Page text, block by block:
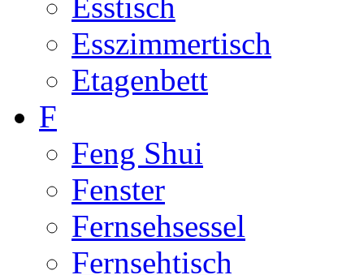
Esszimmertisch
Etagenbett
F
Feng Shui
Fenster
Fernsehsessel
Fernsehtisch